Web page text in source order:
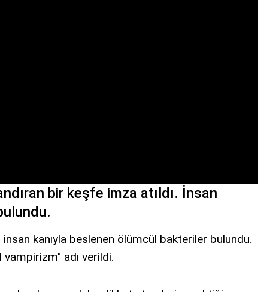
bir keşfe imza atıldı. İnsan
kanıyla beslenen ölümcül bakteriler bulundu.
adı verildi.